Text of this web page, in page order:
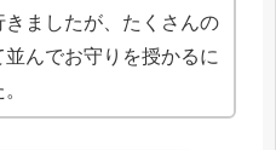
きましたが、たくさんの
並んでお守りを授かるに